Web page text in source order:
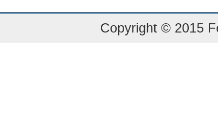
Copyright © 2015